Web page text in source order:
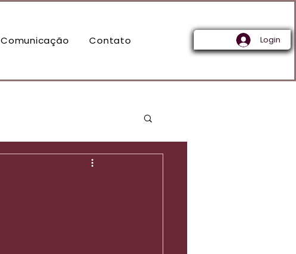
Comunicação Contato Login